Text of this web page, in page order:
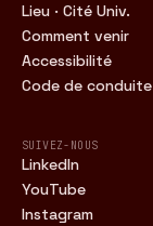
Lieu · Cité Univ.
Comment venir
Accessibilité
Code de conduite
SUIVEZ-NOUS
LinkedIn
YouTube
Instagram